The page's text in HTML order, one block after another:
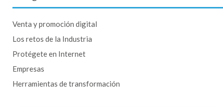
Venta y promoción digital
Los retos de la Industria
Protégete en Internet
Empresas
Herramientas de transformación